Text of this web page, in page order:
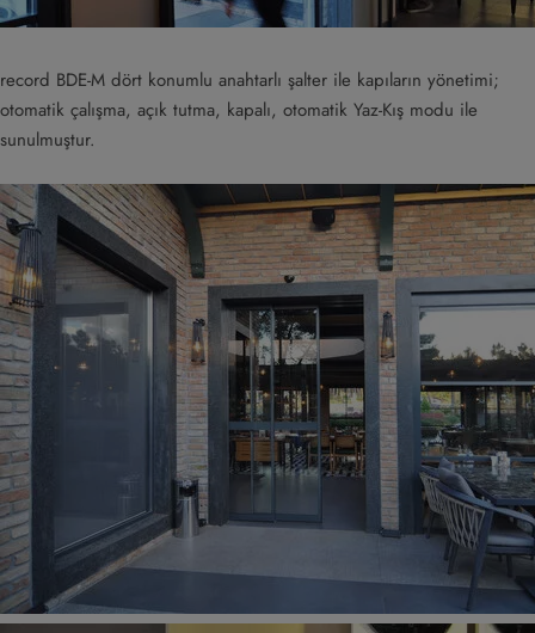
record BDE-M dört konumlu anahtarlı şalter ile kapıların yönetimi;
otomatik çalışma, açık tutma, kapalı, otomatik Yaz‐Kış modu ile
sunulmuştur.